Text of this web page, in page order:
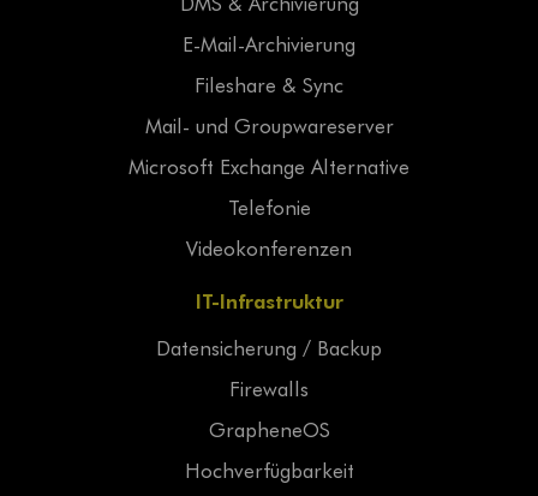
E-Mail-Archivierung
Fileshare & Sync
Mail- und Groupwareserver
Microsoft Exchange Alternative
Telefonie
Videokonferenzen
IT-Infrastruktur
Datensicherung / Backup
Firewalls
GrapheneOS
Hochverfügbarkeit